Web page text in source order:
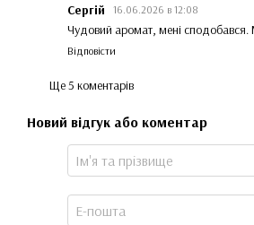
Сергій 16.06.2026 в 12:08
Чудовий аромат, мені
Відповісти
Ще 5 коментарів
Новий відгук або коментар